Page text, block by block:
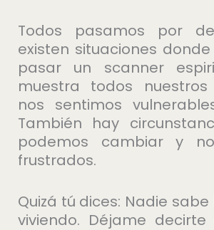
Todos pasamos por
existen situaciones
pasar un scanner
muestra todos
nos sentimos
También hay
podemos cambiar y
frustrados.
Quizá tú dices: Nadie
viviendo. Déjame